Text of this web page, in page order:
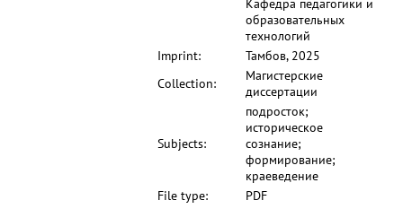
Кафедра педагогики и
образовательных
технологий
Imprint:
Тамбов, 2025
Collection:
Магистерские
диссертации
Subjects:
подросток;
историческое
сознание;
формирование;
краеведение
File type:
PDF